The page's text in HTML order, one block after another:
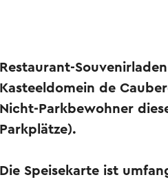
Restaurant-
Kasteeldomein de
Nicht-Parkbewohner
Parkplätze).
Die Speisekarte ist